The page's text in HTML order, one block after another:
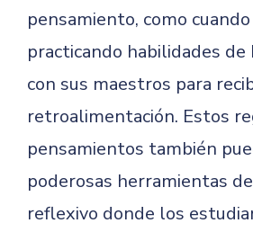
pensamiento, como
practicando habilidades de
con sus maestros para
retroalimentación. Estos
pensamientos también
poderosas herramientas
reflexivo donde los